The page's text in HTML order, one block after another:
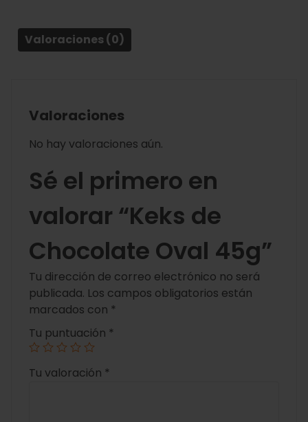
Valoraciones (0)
Valoraciones
No hay valoraciones aún.
Sé el primero en
valorar “Keks de
Chocolate Oval 45g”
Tu dirección de correo electrónico no será
publicada. Los campos obligatorios están
marcados con *
Tu puntuación *
Tu valoración *